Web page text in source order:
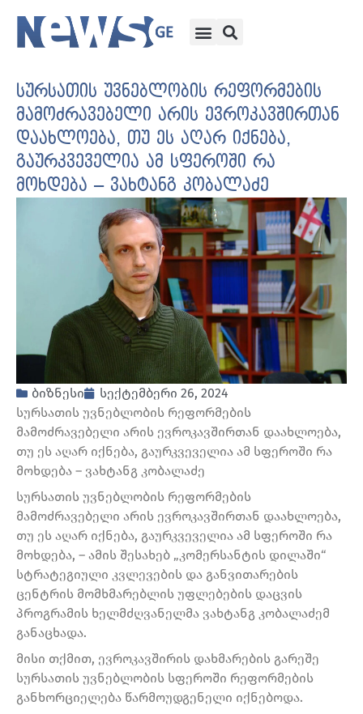
სურსათის უვნებლობის რეფორმების
მამოძრავებელი არის ევროკავშირთან
დაახლოება, თუ ეს აღარ იქნება,
გაურკვეველია ამ სფეროში რა
მოხდება – ვახტანგ კობალაძე
ბიზნესი
სექტემბერი 26, 2024
სურსათის უვნებლობის რეფორმების
მამოძრავებელი არის ევროკავშირთან დაახლოება,
თუ ეს აღარ იქნება, გაურკვეველია ამ სფეროში რა
მოხდება – ვახტანგ კობალაძე
სურსათის უვნებლობის რეფორმების
მამოძრავებელი არის ევროკავშირთან დაახლოება,
თუ ეს აღარ იქნება, გაურკვეველია ამ სფეროში რა
მოხდება, – ამის შესახებ „კომერსანტის დილაში“
სტრატეგიული კვლევების და განვითარების
ცენტრის მომხმარებლის უფლებების დაცვის
პროგრამის ხელმძღვანელმა ვახტანგ კობალაძემ
განაცხადა.
მისი თქმით, ევროკავშირის დახმარების გარეშე
სურსათის უვნებლობის სფეროში რეფორმების
განხორციელება წარმოუდგენელი იქნებოდა.